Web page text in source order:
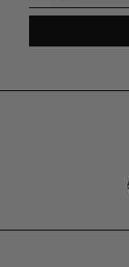
ティングし密
たブロンズ作品
鋳造と仕上げ
や、製品によ
ございます。
いですし、元の